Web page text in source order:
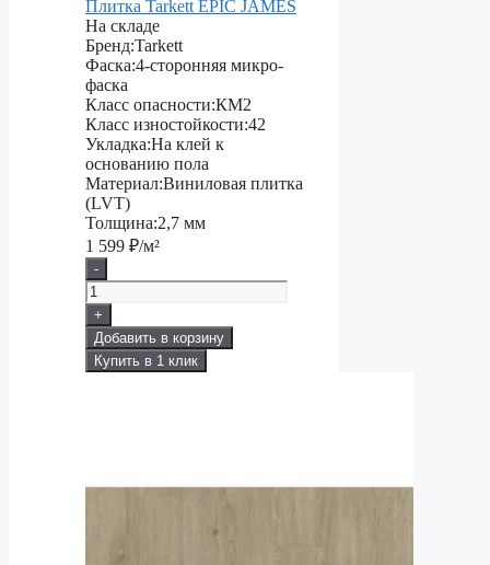
Плитка Tarkett EPIC JAMES
На складе
Бренд:Tarkett
Фаска:4-сторонняя микро-
фаска
Класс опасности:КМ2
Класс изностойкости:42
Укладка:На клей к
основанию пола
Материал:Виниловая плитка
(LVT)
Толщина:2,7 мм
1 599 ₽/м²
-
+
Добавить в корзину
Купить в 1 клик